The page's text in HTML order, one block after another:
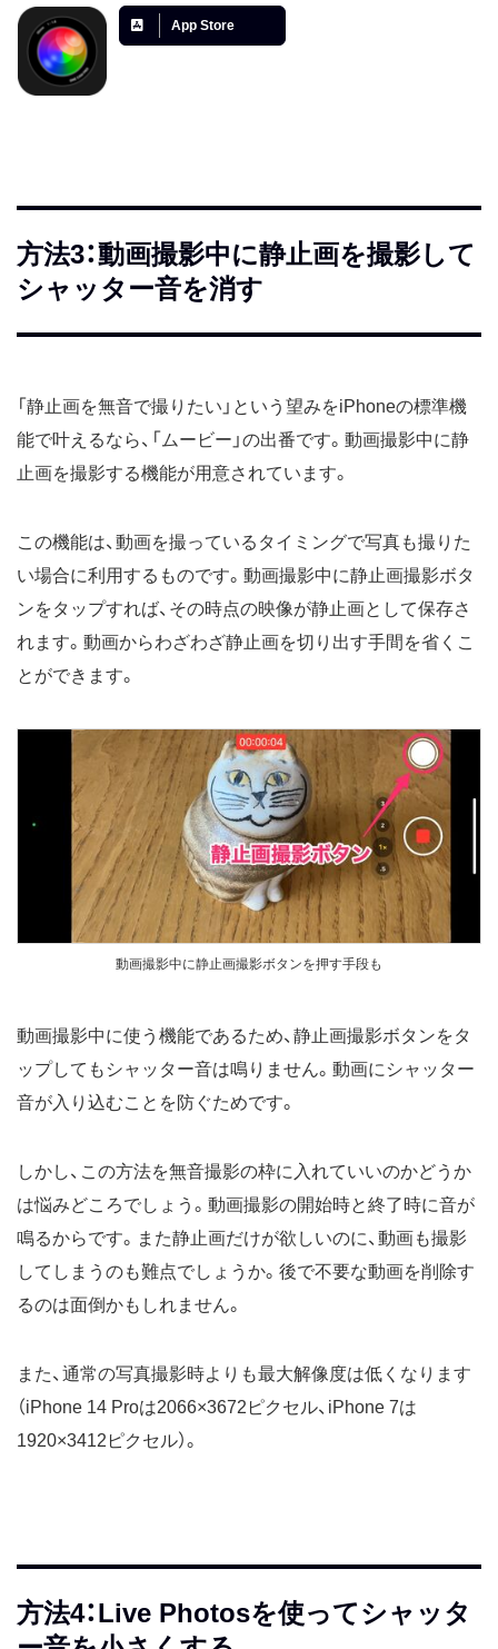
App Store
方法3：動画撮影中に静止画を撮影して
シャッター音を消す
「静止画を無音で撮りたい」という望みをiPhoneの標準機
能で叶えるなら、「ムービー」の出番です。動画撮影中に静
止画を撮影する機能が用意されています。
この機能は、動画を撮っているタイミングで写真も撮りた
い場合に利用するものです。動画撮影中に静止画撮影ボタ
ンをタップすれば、その時点の映像が静止画として保存さ
れます。動画からわざわざ静止画を切り出す手間を省くこ
とができます。
動画撮影中に静止画撮影ボタンを押す手段も
動画撮影中に使う機能であるため、静止画撮影ボタンをタ
ップしてもシャッター音は鳴りません。動画にシャッター
音が入り込むことを防ぐためです。
しかし、この方法を無音撮影の枠に入れていいのかどうか
は悩みどころでしょう。動画撮影の開始時と終了時に音が
鳴るからです。また静止画だけが欲しいのに、動画も撮影
してしまうのも難点でしょうか。後で不要な動画を削除す
るのは面倒かもしれません。
また、通常の写真撮影時よりも最大解像度は低くなります
（iPhone 14 Proは2066×3672ピクセル、iPhone 7は
1920×3412ピクセル）。
方法4：Live Photosを使ってシャッタ